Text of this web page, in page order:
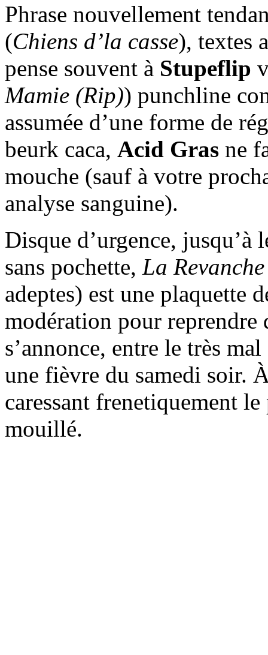
Phrase nouvellement
(Chiens d’la casse), textes
pense souvent à Stupeflip
Mamie (Rip)) punchline
assumée d’une forme de
beurk caca, Acid Gras ne
mouche (sauf à votre
analyse sanguine).
Disque d’urgence, jusqu’à
sans pochette, La
adeptes) est une plaquette
modération pour reprendre
s’annonce, entre le très
une fièvre du samedi soir.
caressant frenetiquement
mouillé.